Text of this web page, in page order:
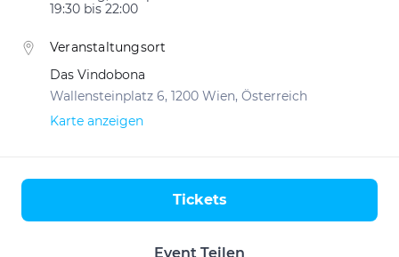
19:30 bis 22:00
Veranstaltungsort
Das Vindobona
Wallensteinplatz 6, 1200 Wien, Österreich
Karte anzeigen
Event Teilen
Tickets